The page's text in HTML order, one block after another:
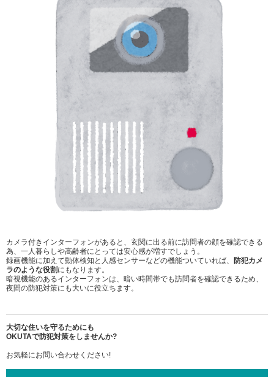
カメラ付きインターフォンがあると、玄関に出る前に訪問者の顔を確認できる
為、一人暮らしや高齢者にとっては安心感が増すでしょう。
録画機能に加えて動体検知と人感センサーなどの機能ついていれば、 防犯カメ
ラのような役割 にもなります。
暗視機能のあるインターフォンは、暗い時間帯でも訪問者を確認できるため、
夜間の防犯対策にも大いに役立ちます。
大切な住いを守るためにも
OKUTAで防犯対策をしませんか?
お気軽にお問い合わせください!